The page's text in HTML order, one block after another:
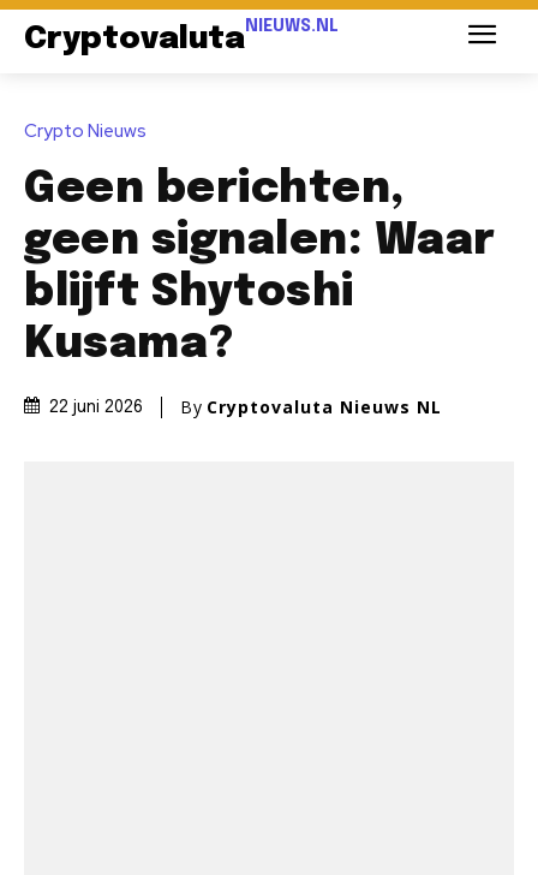
Cryptovaluta NIEUWS.NL
Crypto Nieuws
Geen berichten,
geen signalen: Waar
blijft Shytoshi
Kusama?
22 juni 2026 By Cryptovaluta Nieuws NL